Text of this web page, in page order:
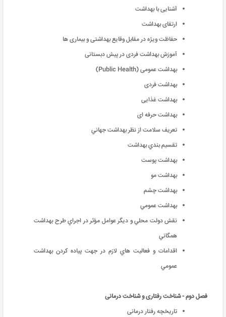
آشنایی با بهداشت
ارتقای بهداشت
حفاظت ویژه در مقابل وقایع بهداشتی و بیماری‌ ها
آموزش بهداشت فردی در پیش دبستانی
بهداشت عمومی (Public Health)
بهداشت فردی
بهداشت غذایی
بهداشت حرفه ای
تعريف سلامت از نظر بهداشت جهاني
تقسيم بندي بهداشت
بهداشت‌ پوست
بهداشت‌ مو
بهداشت‌ چشم‌
بهداشت عمومي
نقش دولت محلي و ديگر عوامل مؤثر در اجراي طرح بهداشت
همگاني
اقدامات و فعاليت هاي لازم در جهت پياده كردن بهداشت
عمومي
فصل دوم - شناخت رفتاری و شناخت درمانی
تاریخچه رفتار درمانی